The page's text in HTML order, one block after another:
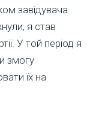
завідувача
я став
У той період я
змогу
їх на